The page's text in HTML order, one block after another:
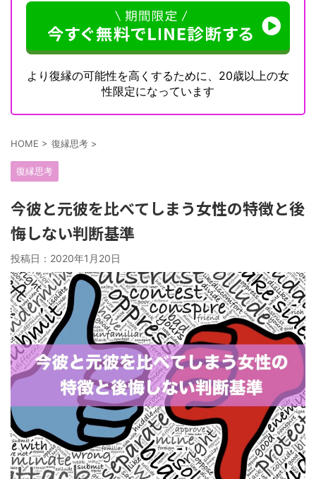
より復縁の可能性を高くするために、20歳以上の女
性限定になっています
HOME > 復縁思考 >
復縁思考
今彼と元彼を比べてしまう女性の特徴と後
悔しない判断基準
投稿日： 2020年1月20日